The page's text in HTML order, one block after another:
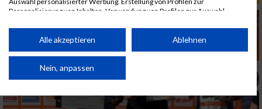
Personalisierung von Inhalten. Verwendung von Profilen zur Auswahl
Performance von Inhalten. Analyse von Zielgruppen durch Statistiken oder
Kombinationen von Daten aus verschiedenen Quellen. Entwicklung und
von Inhalten.
Daten können außerhalb der Europäischen Union weitergegeben und in die
Website/App.
Alle akzeptieren Ablehnen
Nein, anpassen